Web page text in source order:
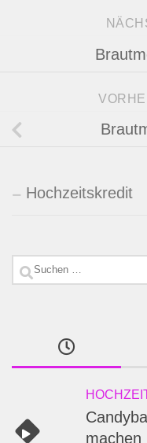
Hochzeitskredit
Suchen
machen